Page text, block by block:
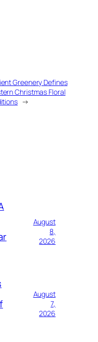
Greenery Defines
Christmas Floral
→
August
8,
2026
August
7,
2026